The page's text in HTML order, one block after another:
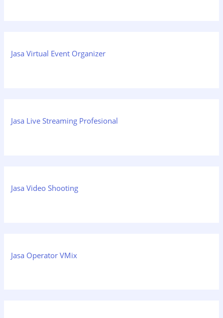
Jasa Virtual Event Organizer
Jasa Live Streaming Profesional
Jasa Video Shooting
Jasa Operator VMix